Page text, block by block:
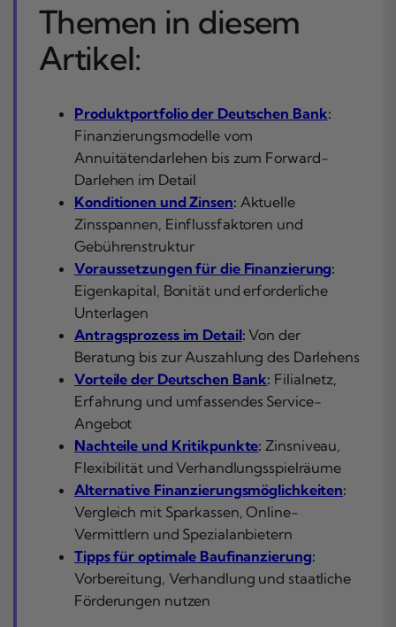
Themen in diesem
Artikel:
Produktportfolio der Deutschen Bank:
Finanzierungsmodelle vom
Annuitätendarlehen bis zum Forward-
Darlehen im Detail
Konditionen und Zinsen: Aktuelle
Zinsspannen, Einflussfaktoren und
Gebührenstruktur
Voraussetzungen für die Finanzierung:
Eigenkapital, Bonität und erforderliche
Unterlagen
Antragsprozess im Detail: Von der
Beratung bis zur Auszahlung des Darlehens
Vorteile der Deutschen Bank: Filialnetz,
Erfahrung und umfassendes Service-
Angebot
Nachteile und Kritikpunkte: Zinsniveau,
Flexibilität und Verhandlungsspielräume
Alternative Finanzierungsmöglichkeiten:
Vergleich mit Sparkassen, Online-
Vermittlern und Spezialanbietern
Tipps für optimale Baufinanzierung:
Vorbereitung, Verhandlung und staatliche
Förderungen nutzen